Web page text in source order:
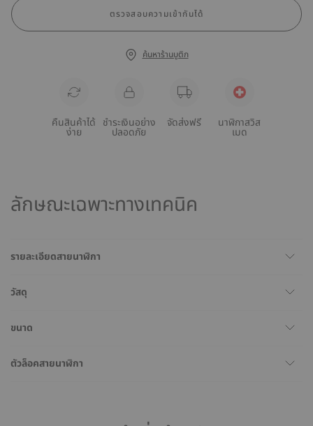
ตรวจสอบความเข้ากันได้
ค้นหาร้านบูติก
คืนสินค้าได้
ง่าย
ชำระเงินอย่าง
ปลอดภัย
จัดส่งฟรี นาฬิกาสวิส
เมด
ลักษณะเฉพาะทางเทคนิค
รายละเอียดสายนาฬิกา
วัสดุ
ขนาด
ตัวล็อคสายนาฬิกา